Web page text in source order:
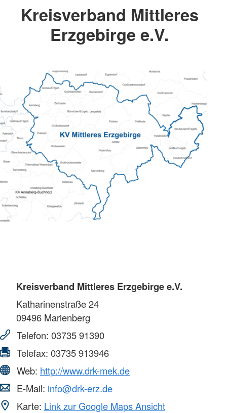
Kreisverband Mittleres
Erzgebirge e.V.
Kreisverband Mittleres Erzgebirge e.V.
Katharinenstraße 24
09496 Marienberg
Telefon: 03735 91390
Telefax: 03735 913946
Web: http://www.drk-mek.de
E-Mail: info@drk-erz.de
Karte: Link zur Google Maps Ansicht